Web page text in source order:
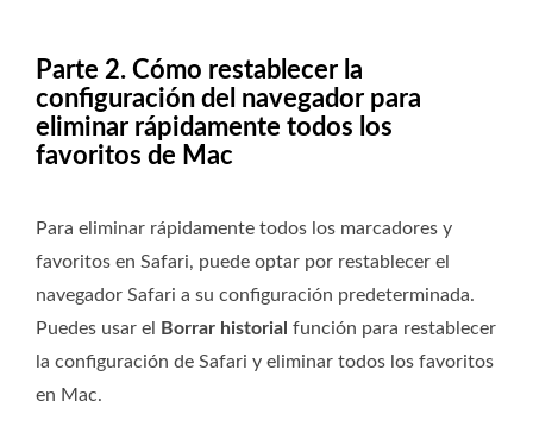
Parte 2. Cómo restablecer la
configuración del navegador para
eliminar rápidamente todos los
favoritos de Mac
Para eliminar rápidamente todos los marcadores y
favoritos en Safari, puede optar por restablecer el
navegador Safari a su configuración predeterminada.
Puedes usar el
Borrar historial función para restablecer
la configuración de Safari y eliminar todos los favoritos
en Mac.